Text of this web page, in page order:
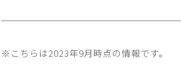
※こちらは2023年9月時点の情報です。